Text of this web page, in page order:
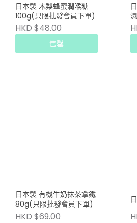
日本製 木梨蜂蜜潤喉糖
100g(只限批發會員下單)
HKD $48.00
售罄
日本製 有機牛奶抹茶拿鐵
80g(只限批發會員下單)
HKD $69.00